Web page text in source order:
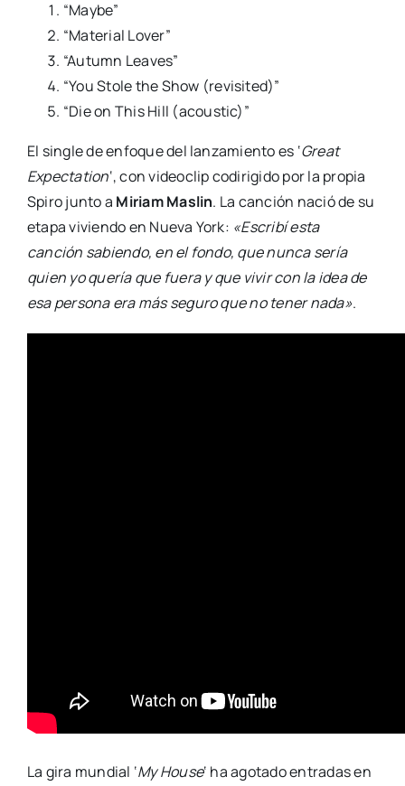
“Maybe”
“Material Lover”
“Autumn Leaves”
“You Stole the Show (revisited)”
“Die on This Hill (acoustic)”
El single de enfoque del lanzamiento es ‘Great
Expectation‘, con videoclip codirigido por la propia
Spiro junto a Miriam Maslin. La canción nació de su
etapa viviendo en Nueva York: «Escribí esta
canción sabiendo, en el fondo, que nunca sería
quien yo quería que fuera y que vivir con la idea de
esa persona era más seguro que no tener nada».
La gira mundial ‘My House‘ ha agotado entradas en